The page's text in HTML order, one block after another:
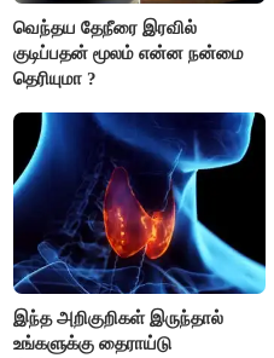
வெந்தய தேநீரை இரவில்
குடிப்பதன் மூலம் என்ன நன்மை
தெரியுமா ?
இந்த அறிகுறிகள் இருந்தால்
உங்களுக்கு தைராய்டு